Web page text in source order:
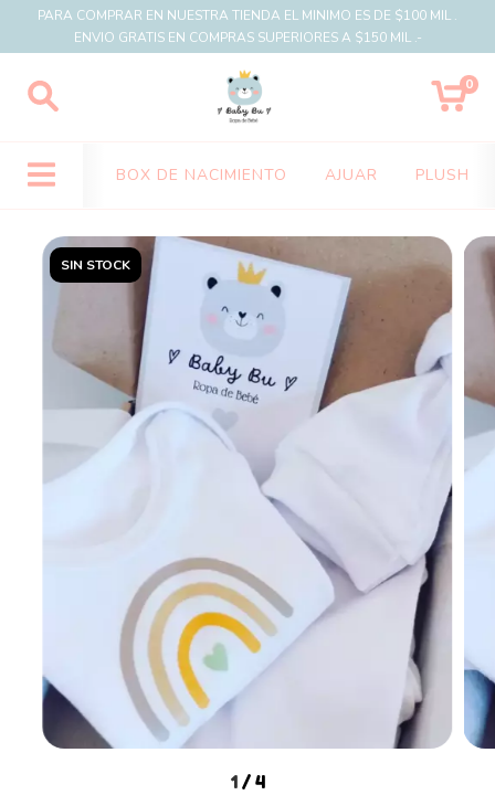
PARA COMPRAR EN NUESTRA TIENDA EL MINIMO ES DE $100 MIL .
ENVIO GRATIS EN COMPRAS SUPERIORES A $150 MIL .-
0
BOX DE NACIMIENTO AJUAR PLUSH
SIN STOCK
1 / 4